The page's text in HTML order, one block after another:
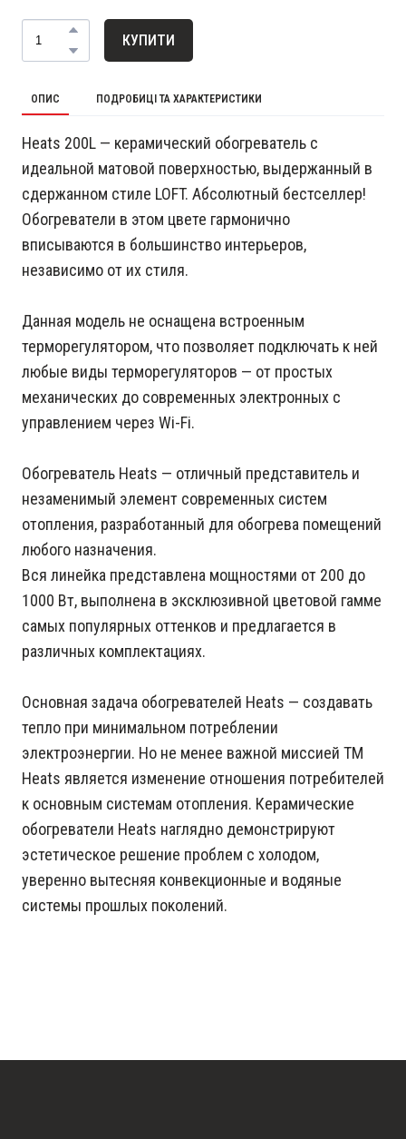
КУПИТИ
ОПИС ПОДРОБИЦІ ТА ХАРАКТЕРИСТИКИ
Heats 200L — керамический обогреватель с
идеальной матовой поверхностью, выдержанный в
сдержанном стиле LOFT. Абсолютный бестселлер!
Обогреватели в этом цвете гармонично
вписываются в большинство интерьеров,
независимо от их стиля.
Данная модель не оснащена встроенным
терморегулятором, что позволяет подключать к ней
любые виды терморегуляторов — от простых
механических до современных электронных с
управлением через Wi-Fi.
Обогреватель Heats — отличный представитель и
незаменимый элемент современных систем
отопления, разработанный для обогрева помещений
любого назначения.
Вся линейка представлена мощностями от 200 до
1000 Вт, выполнена в эксклюзивной цветовой гамме
самых популярных оттенков и предлагается в
различных комплектациях.
Основная задача обогревателей Heats — создавать
тепло при минимальном потреблении
электроэнергии. Но не менее важной миссией ТМ
Heats является изменение отношения потребителей
к основным системам отопления. Керамические
обогреватели Heats наглядно демонстрируют
эстетическое решение проблем с холодом,
уверенно вытесняя конвекционные и водяные
системы прошлых поколений.